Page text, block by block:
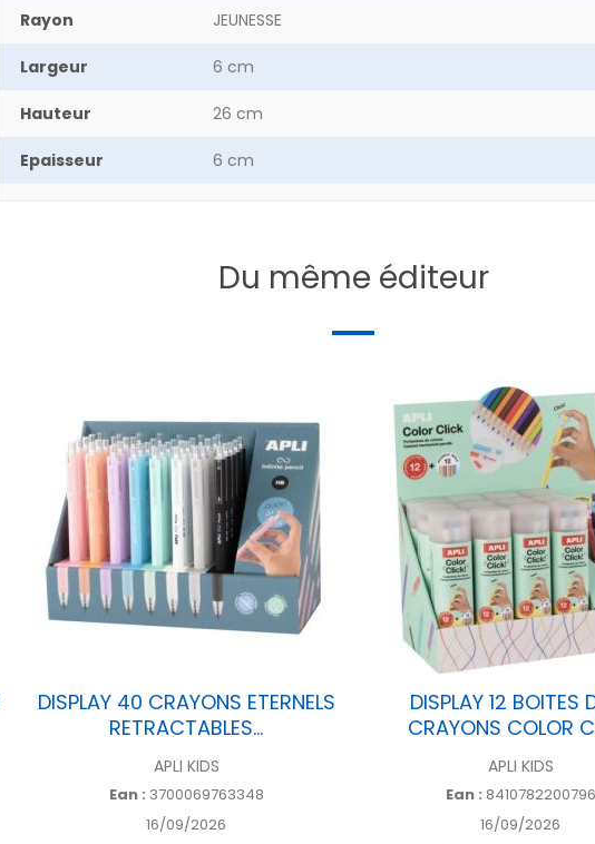
Rayon JEUNESSE
Largeur 6 cm
Hauteur 26 cm
Epaisseur 6 cm
Du même éditeur
DISPLAY 40 CRAYONS ETERNELS
RETRACTABLES...
APLI KIDS
Ean : 3700069763348
16/09/2026
DISPLAY 12 BOITES
CRAYONS COLOR
APLI KIDS
Ean : 8410782200796
16/09/2026